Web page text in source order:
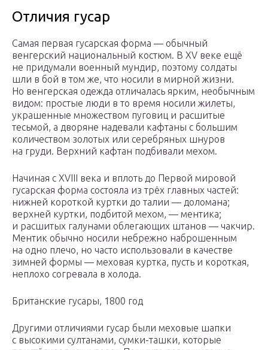
Отличия гусар
Самая первая гусарская форма — обычный
венгерский национальный костюм. В XV веке ещё
не придумали военный мундир, поэтому солдаты
шли в бой в том же, что носили в мирной жизни.
Но венгерская одежда отличалась ярким, необычным
видом: простые люди в то время носили жилеты,
украшенные множеством пуговиц и расшитые
тесьмой, а дворяне надевали кафтаны с большим
количеством золотых или серебряных шнуров
на груди. Верхний кафтан подбивали мехом.
Начиная с XVIII века и вплоть до Первой мировой
гусарская форма состояла из трёх главных частей:
нижней короткой куртки до талии — доломана;
верхней куртки, подбитой мехом, — ментика;
и расшитых галунами облегающих штанов — чакчир.
Ментик обычно носили небрежно наброшенным
на одно плечо, но часто использовали в качестве
зимней формы — меховая куртка, пусть и короткая,
неплохо согревала в холода.
Британские гусары, 1800 год
Другими отличиями гусар были меховые шапки
с высокими султанами, сумки-ташки, которые